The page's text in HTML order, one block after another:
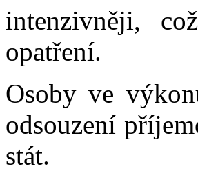
intenzivněji,
opatření.
Osoby ve
odsouzení
stát.